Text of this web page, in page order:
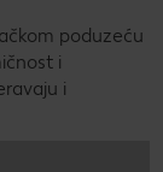
poduzeću
i
i